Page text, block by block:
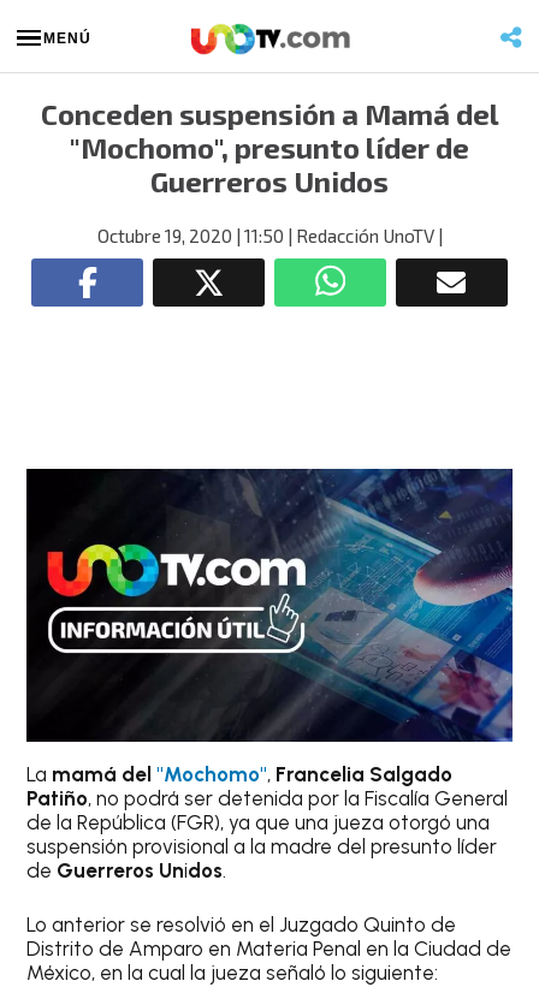
MENÚ
Conceden suspensión a Mamá del
"Mochomo", presunto líder de
Guerreros Unidos
Octubre 19, 2020 | 11:50 | Redacción UnoTV|
La mamá del"Mochomo", Francelia Salgado
Patiño, no podrá ser detenida por la Fiscalía General
de la República (FGR), ya que una jueza otorgó una
suspensión provisional a la madre del presunto líder
de Guerreros Unidos.
Lo anterior se resolvió en el Juzgado Quinto de
Distrito de Amparo en Materia Penal en la Ciudad de
México, en la cual la jueza señaló lo siguiente: